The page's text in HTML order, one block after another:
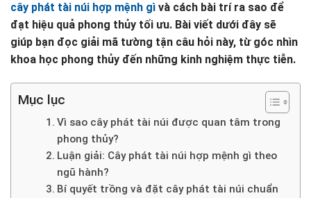
cây phát tài núi hợp mệnh gì và cách bài trí ra sao để
đạt hiệu quả phong thủy tối ưu. Bài viết dưới đây sẽ
giúp bạn đọc giải mã tường tận câu hỏi này, từ góc nhìn
khoa học phong thủy đến những kinh nghiệm thực tiễn.
Mục lục
Vì sao cây phát tài núi được quan tâm trong
phong thủy?
Luận giải: Cây phát tài núi hợp mệnh gì theo
ngũ hành?
Bí quyết trồng và đặt cây phát tài núi chuẩn